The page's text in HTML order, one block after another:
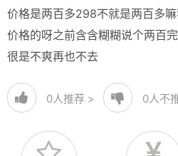
价格是两百多298不就是两百多
价格的呀之前含含糊糊说个两百
很是不爽再也不去
0人推荐 > 0人不